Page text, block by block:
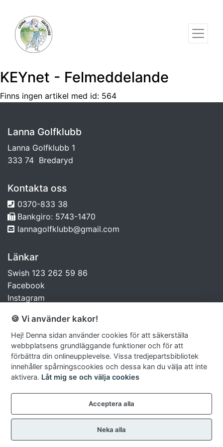
KEYnet - Felmeddelande
Finns ingen artikel med id: 564
Lanna Golfklubb
Lanna Golfklubb 1
333 74 Bredaryd
Kontakta oss
0370-833 38
Bankgiro: 5743-1470
lannagolfklubb@gmail.com
Länkar
Swish 123 262 59 86
Facebook
Instagram
🍪 Vi använder kakor!
Hej! Denna sidan använder cookies för att säkerställa
webbplatsens grundläggande funktioner och för att
förbättra din onlineupplevelse. Vissa tredjepartsbibliotek
innehåller spårningscookies och dessa kan du välja att inte
aktivera. Låt mig se och välja cookies
Acceptera alla
Neka alla